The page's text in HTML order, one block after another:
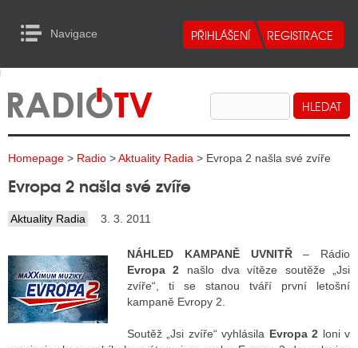
Navigace
RADIA
TELEVIZE
INTERNET
TISK
RADIA
RÁDIÍ
RÁDIÍ
to Content
Homepage > Radio >Aktuality Radia > Evropa 2 našla své zvíře
Evropa 2 našla své zvíře
Aktuality Radia 3. 3. 2011
NÁHLED KAMPANĚ UVNITŘ– Rádio
Evropa 2 našlo dva vítěze soutěže „Jsi
zvíře“, ti se stanou tváří první letošní
kampaně Evropy 2.
Soutěž „Jsi zvíře“ vyhlásila Evropa 2 loni v